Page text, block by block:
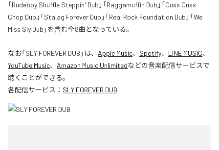
「Rudeboy Shuffle Steppin' Dub」「Raggamuffin Dub」「Cuss Cuss
Chop Dub」「Stalag Forever Dub」「Real Rock Foundation Dub」「We
Miss Sly Dub」を含む全8曲となっている。
なお「SLY FOREVER DUB 」は、 Apple Music、 Spotify、 LINE MUSIC、
YouTube Music、 Amazon Music Unlimitedなどの音楽配信サービスで
聴くことができる。
各配信サービス： SLY FOREVER DUB